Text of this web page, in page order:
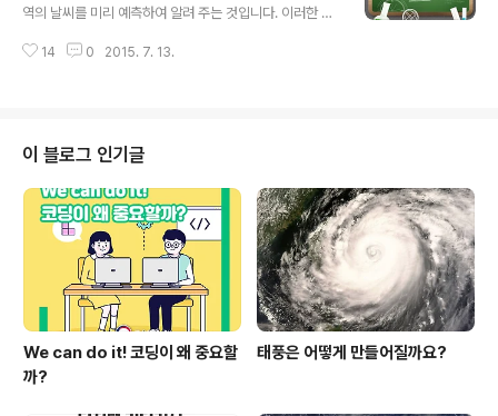
저울이 있습니다. 물체에 힘이 가해져서 모양이 변했을 때
지는 것을 이용해 물체의 무게를 재기도 합니다. 단순히 무
역의 날씨를 미리 예측하여 알려 주는 것입니다. 이러한 일
나 어업, 농업 등에 종사하는 사람들은 기상청에서 알려 주
아봅시다. 기상청은 매일 하늘과 바다, 땅에서 관측한 기상
자료와 여러 나라에서 수집한 자료들을 통해 일기 예보를
만들어 내는 역할을 합니다. 날씨를 예측해서 알려 주는 일
과 더불어 지진을 예측하고 신속히 대피할 수 있도록 알려
주며, 화산이 폭발할 위험, 해일이 일어날 확률과 규모, 그
리고 우주의 날씨까지 다양..
14 0 2015. 7. 13.
이 블로그 인기글
We can do it! 코딩이 왜 중요할
까?
태풍은 어떻게 만들어질까요?